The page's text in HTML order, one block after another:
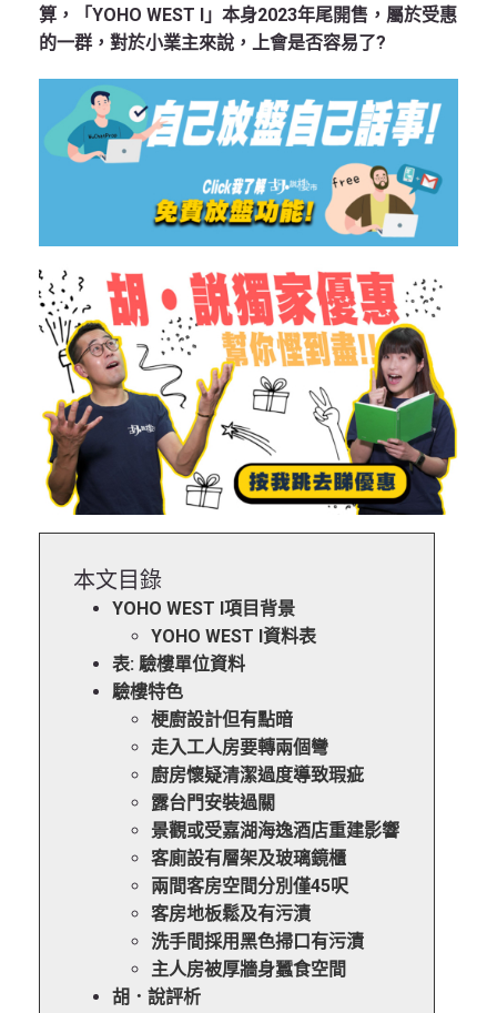
算，「YOHO WEST I」本身2023年尾開售，屬於受惠
的一群，對於小業主來說，上會是否容易了?
本文目錄
YOHO WEST I項目背景
YOHO WEST I資料表
表: 驗樓單位資料
驗樓特色
梗廚設計但有點暗
走入工人房要轉兩個彎
廚房懷疑清潔過度導致瑕疵
露台門安裝過關
景觀或受嘉湖海逸酒店重建影響
客廁設有層架及玻璃鏡櫃
兩間客房空間分別僅45呎
客房地板鬆及有污漬
洗手間採用黑色掃口有污漬
主人房被厚牆身蠶食空間
胡．說評析